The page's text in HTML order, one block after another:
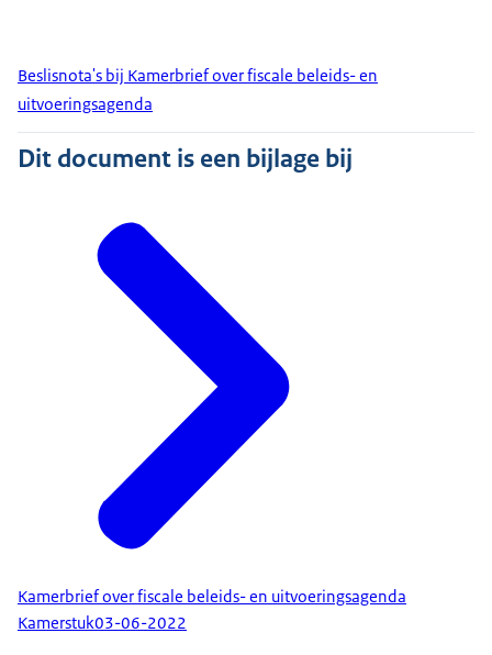
Beslisnota's bij Kamerbrief over fiscale beleids- en
uitvoeringsagenda
Dit document is een bijlage bij
Kamerbrief over fiscale beleids- en uitvoeringsagenda
Kamerstuk03-06-2022